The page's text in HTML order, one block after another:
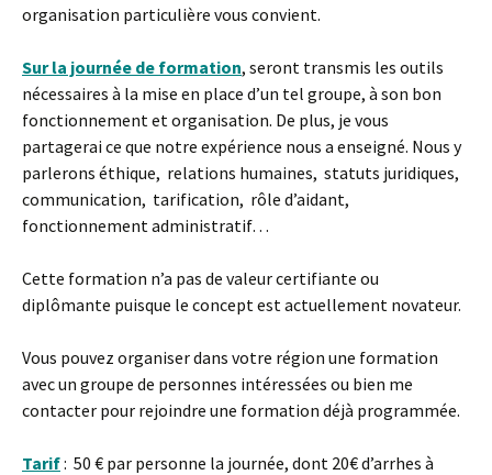
organisation particulière vous convient.
Sur la journée de formation, seront transmis les outils
nécessaires à la mise en place d’un tel groupe, à son bon
fonctionnement et organisation. De plus, je vous
partagerai ce que notre expérience nous a enseigné. Nous y
parlerons éthique, relations humaines, statuts juridiques,
communication, tarification, rôle d’aidant,
fonctionnement administratif…
Cette formation n’a pas de valeur certifiante ou
diplômante puisque le concept est actuellement novateur.
Vous pouvez organiser dans votre région une formation
avec un groupe de personnes intéressées ou bien me
contacter pour rejoindre une formation déjà programmée.
Tarif: 50 € par personne la journée, dont 20€ d’arrhes à